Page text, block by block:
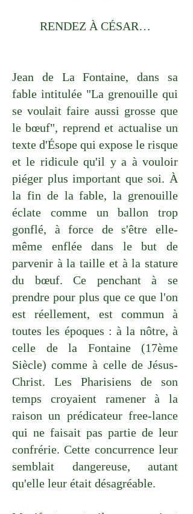
RENDEZ À CÉSAR…
Jean de La Fontaine, dans sa
fable intitulée "La grenouille qui
se voulait faire aussi grosse que
le bœuf", reprend et actualise un
texte d'Ésope qui expose le risque
et le ridicule qu'il y a à vouloir
piéger plus important que soi. À
la fin de la fable, la grenouille
éclate comme un ballon trop
gonflé, à force de s'être elle-
même enflée dans le but de
parvenir à la taille et à la stature
du bœuf. Ce penchant à se
prendre pour plus que ce que l'on
est réellement, est commun à
toutes les époques : à la nôtre, à
celle de la Fontaine (17ème
Siècle) comme à celle de Jésus-
Christ. Les Pharisiens de son
temps croyaient ramener à la
raison un prédicateur free-lance
qui ne faisait pas partie de leur
confrérie. Cette concurrence leur
semblait dangereuse, autant
qu'elle leur était désagréable.